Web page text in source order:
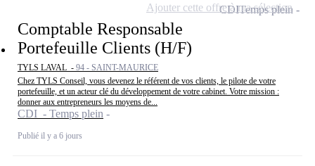
Comptable Responsable
Portefeuille Clients (H/F)
TYLS LAVAL - 94 - SAINT-MAURICE
Chez TYLS Conseil, vous devenez le référent de vos clients, le pilote de votre
portefeuille, et un acteur clé du développement de votre cabinet. Votre mission :
donner aux entrepreneurs les moyens de...
CDI - Temps plein
Publié il y a 6 jours
CDITemps plein
Ajouter cette offre à ma sélection